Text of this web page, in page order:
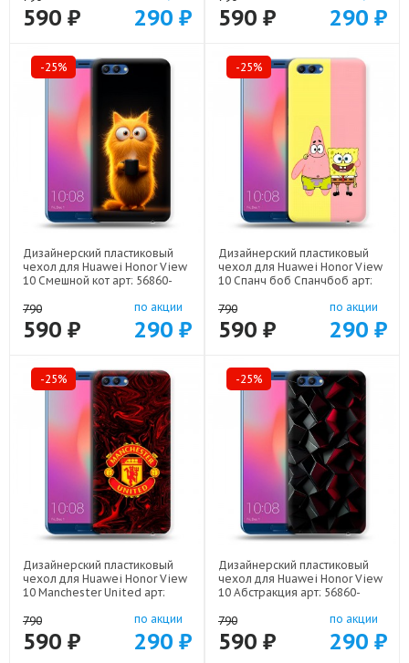
590 ₽ 290 ₽ 590 ₽ 290 ₽
-25%
Дизайнерский пластиковый
чехол для Huawei Honor View
10 Смешной кот арт: 56860-
790
590 ₽
по акции
290 ₽
-25%
Дизайнерский пластиковый
чехол для Huawei Honor View
10 Спанч боб Спанчбоб арт:
790
590 ₽
по акции
290 ₽
-25%
Дизайнерский пластиковый
чехол для Huawei Honor View
10 Manchester United арт:
790
590 ₽
по акции
290 ₽
-25%
Дизайнерский пластиковый
чехол для Huawei Honor View
10 Абстракция арт: 56860-
790
590 ₽
по акции
290 ₽